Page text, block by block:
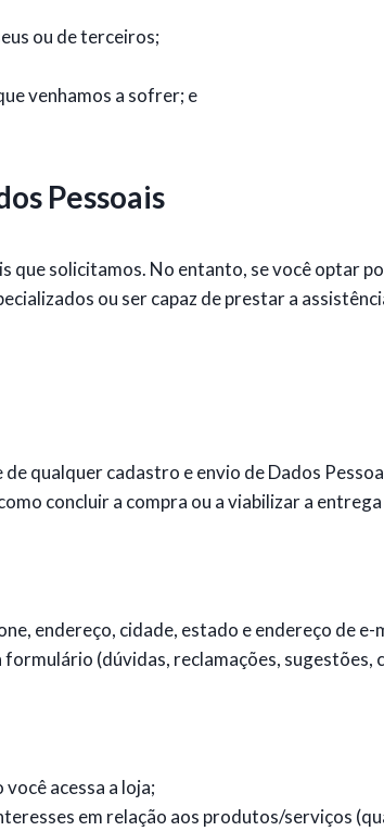
ou de terceiros;
venhamos a sofrer; e
Pessoais
solicitamos. No entanto, se você optar
ou ser capaz de prestar a
qualquer cadastro e envio de Dados
concluir a compra ou a viabilizar a
endereço, cidade, estado e endereço de e-
(dúvidas, reclamações, sugestões,
acessa a loja;
em relação aos produtos/serviços